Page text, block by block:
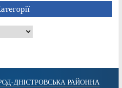
ДНІСТРОВСЬКА РАЙОННА